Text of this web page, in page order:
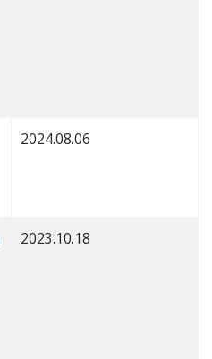
2024.08.06
2023.10.18